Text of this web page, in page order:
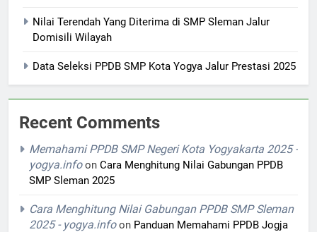
Nilai Terendah Yang Diterima di SMP Sleman Jalur
Domisili Wilayah
Data Seleksi PPDB SMP Kota Yogya Jalur Prestasi 2025
Recent Comments
Memahami PPDB SMP Negeri Kota Yogyakarta 2025 -
yogya.infoon Cara Menghitung Nilai Gabungan PPDB
SMP Sleman 2025
Cara Menghitung Nilai Gabungan PPDB SMP Sleman
2025 - yogya.infoon Panduan Memahami PPDB Jogja